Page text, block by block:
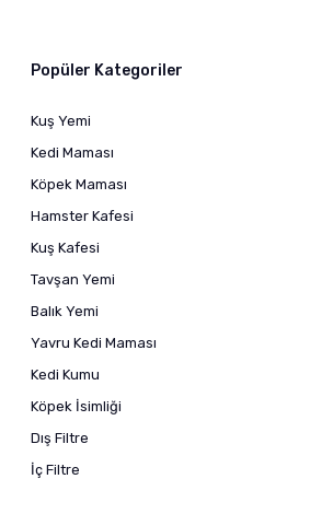
Popüler Kategoriler
Kuş Yemi
Kedi Maması
Köpek Maması
Hamster Kafesi
Kuş Kafesi
Tavşan Yemi
Balık Yemi
Yavru Kedi Maması
Kedi Kumu
Köpek İsimliği
Dış Filtre
İç Filtre